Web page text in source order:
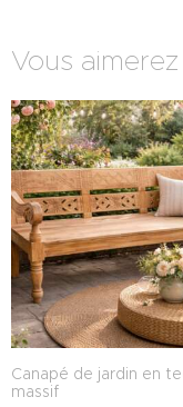
Vous
Canapé de jardin en
massif